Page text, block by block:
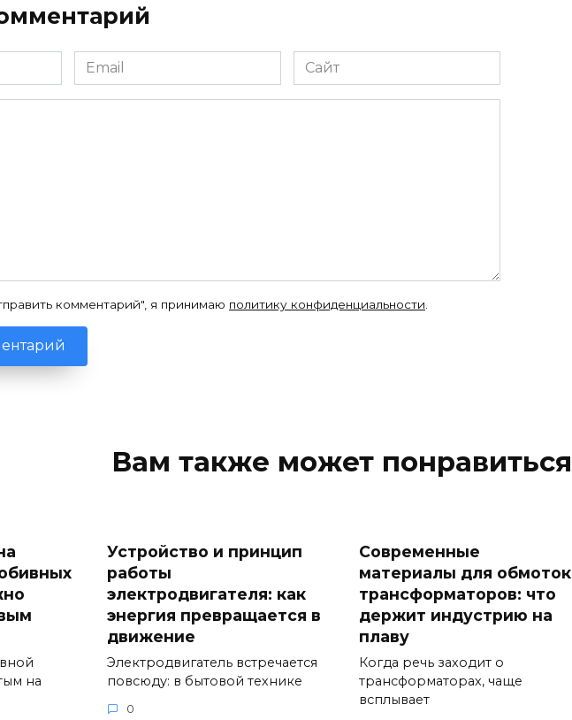
Email
*
Сайт
комментарий", я принимаю политику конфиденциальности
Вам также может понравиться
на
Устройство и принцип
работы
электродвигателя: как
энергия превращается в
движение
Электродвигатель встречается
повсюду: в бытовой технике
0
Современные
материалы для обмоток
трансформаторов: что
держит индустрию на
плаву
Когда речь заходит о
трансформаторах, чаще
всплывает